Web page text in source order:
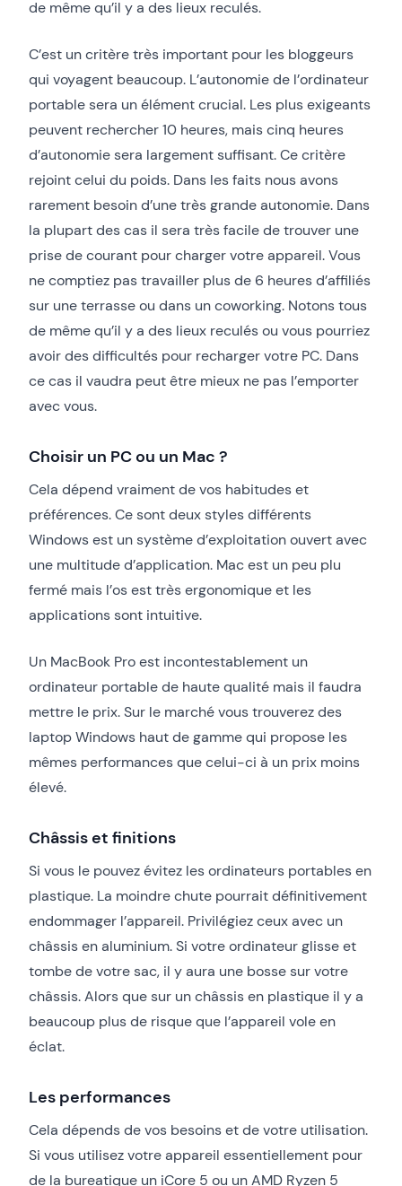
de même qu’il y a des lieux reculés.
C’est un critère très important pour les bloggeurs
qui voyagent beaucoup. L’autonomie de l’ordinateur
portable sera un élément crucial. Les plus exigeants
peuvent rechercher 10 heures, mais cinq heures
d’autonomie sera largement suffisant. Ce critère
rejoint celui du poids. Dans les faits nous avons
rarement besoin d’une très grande autonomie. Dans
la plupart des cas il sera très facile de trouver une
prise de courant pour charger votre appareil. Vous
ne comptiez pas travailler plus de 6 heures d’affiliés
sur une terrasse ou dans un coworking. Notons tous
de même qu’il y a des lieux reculés ou vous pourriez
avoir des difficultés pour recharger votre PC. Dans
ce cas il vaudra peut être mieux ne pas l’emporter
avec vous.
Choisir un PC ou un Mac ?
Cela dépend vraiment de vos habitudes et
préférences. Ce sont deux styles différents
Windows est un système d’exploitation ouvert avec
une multitude d’application. Mac est un peu plu
fermé mais l’os est très ergonomique et les
applications sont intuitive.
Un MacBook Pro est incontestablement un
ordinateur portable de haute qualité mais il faudra
mettre le prix. Sur le marché vous trouverez des
laptop Windows haut de gamme qui propose les
mêmes performances que celui-ci à un prix moins
élevé.
Châssis et finitions
Si vous le pouvez évitez les ordinateurs portables en
plastique. La moindre chute pourrait définitivement
endommager l’appareil. Privilégiez ceux avec un
châssis en aluminium. Si votre ordinateur glisse et
tombe de votre sac, il y aura une bosse sur votre
châssis. Alors que sur un châssis en plastique il y a
beaucoup plus de risque que l’appareil vole en
éclat.
Les performances
Cela dépends de vos besoins et de votre utilisation.
Si vous utilisez votre appareil essentiellement pour
de la bureatique un iCore 5 ou un AMD Ryzen 5